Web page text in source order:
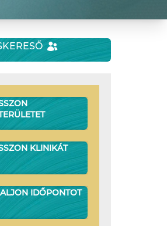
KLINIKÁT
IDŐPONTOT